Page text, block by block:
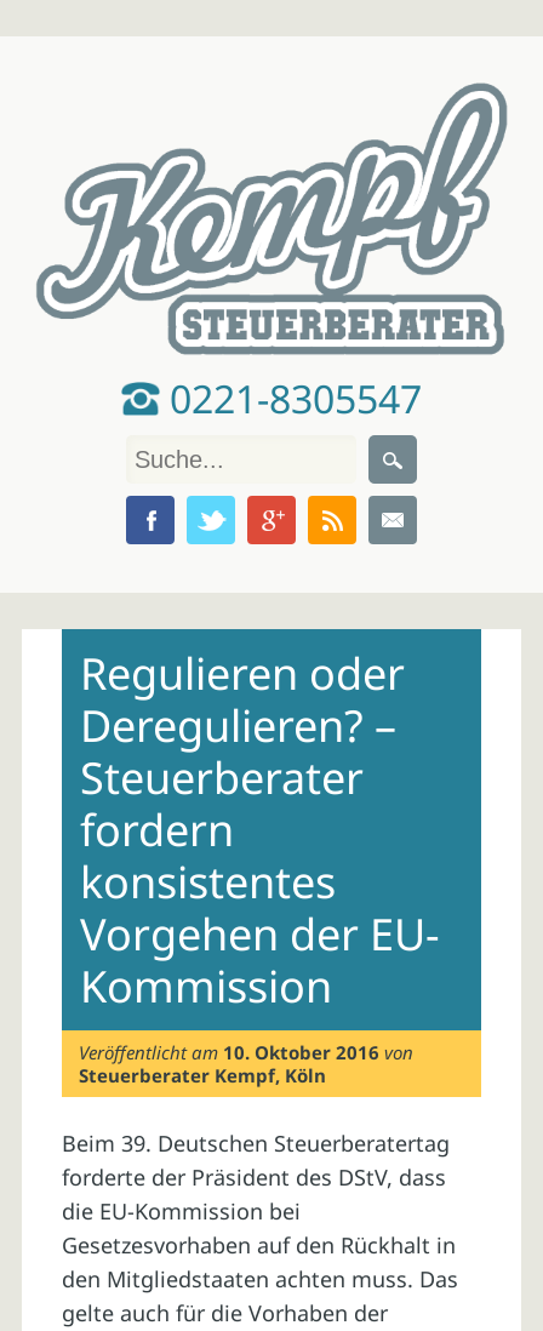
0221-8305547
contentRegulieren oder
Deregulieren? –
Steuerberater
fordern
konsistentes
Vorgehen der EU-
Kommission
Veröffentlicht am 10. Oktober 2016 von
Steuerberater Kempf, Köln
Beim 39. Deutschen Steuerberatertag
forderte der Präsident des DStV, dass
die EU-Kommission bei
Gesetzesvorhaben auf den Rückhalt in
den Mitgliedstaaten achten muss. Das
gelte auch für die Vorhaben der